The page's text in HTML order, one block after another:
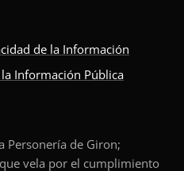
de la Información
Información Pública
Personería de Giron;
vela por el cumplimiento